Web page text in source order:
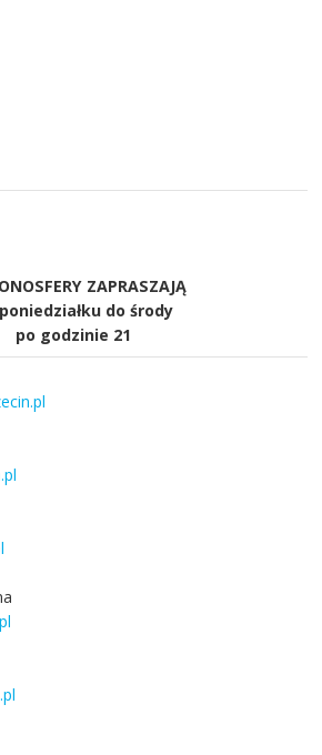
ZAPRASZAJĄ
do środy
po godzinie 21